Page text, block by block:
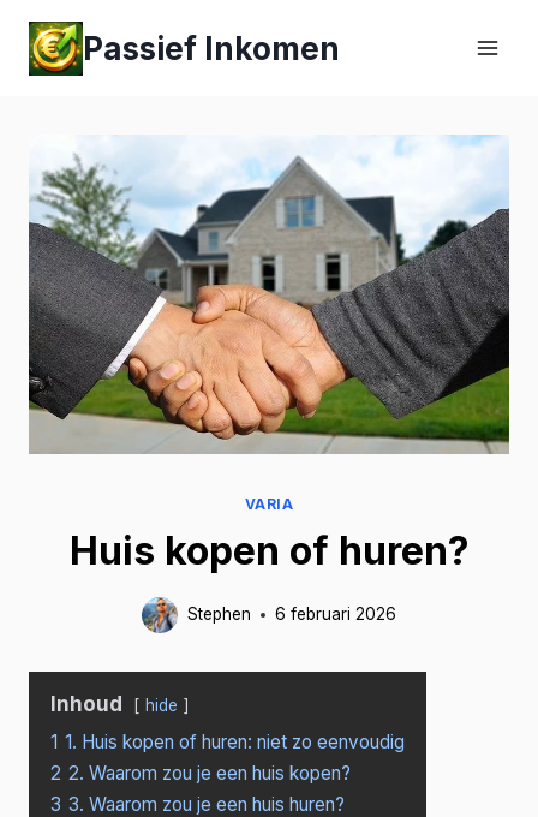
Passief Inkomen
VARIA
Huis kopen of huren?
Stephen 6 februari 2026
Inhoud hide
1 1. Huis kopen of huren: niet zo eenvoudig
2 2. Waarom zou je een huis kopen?
3 3. Waarom zou je een huis huren?